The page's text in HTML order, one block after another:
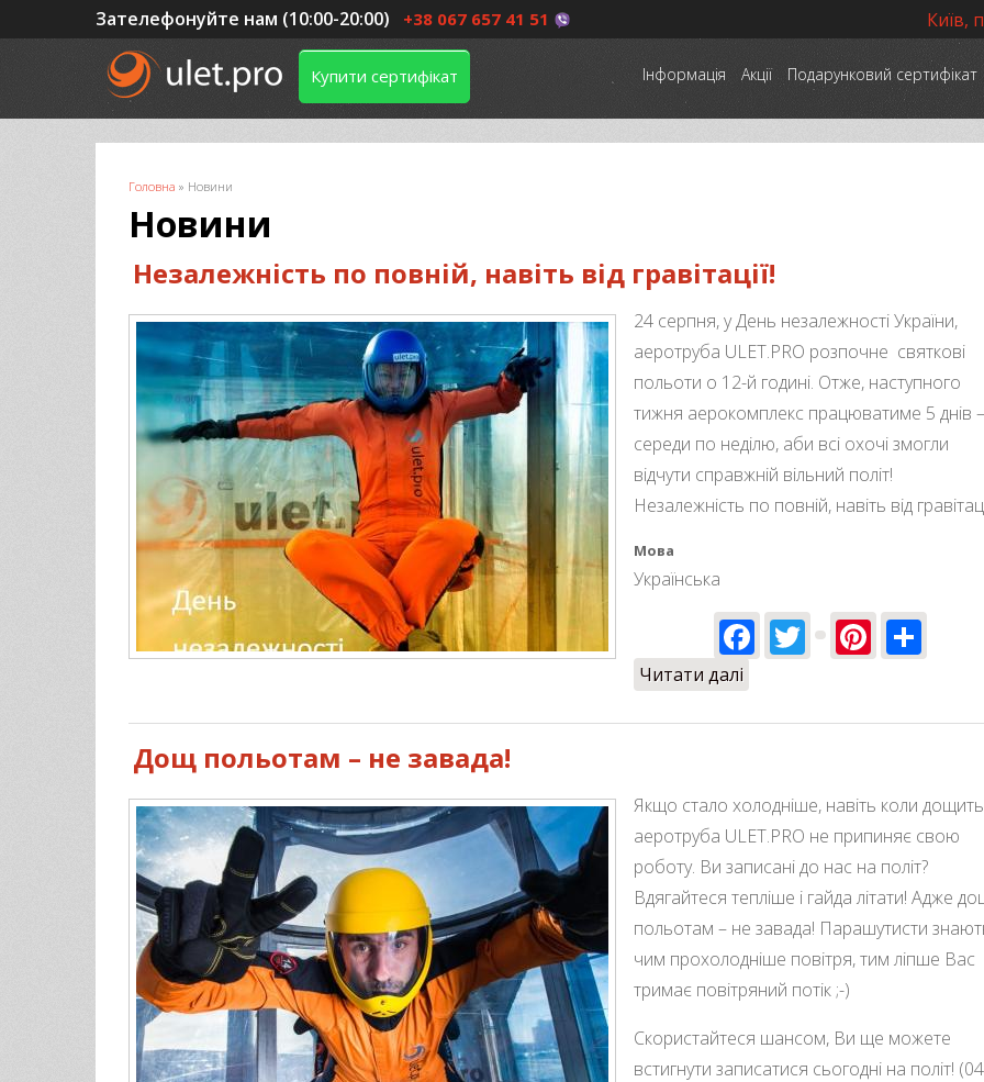
Зателефонуйте нам (10:00-20:00) +38 067 657 41 51 Київ,
Купити сертифікат Інформація Акції Подарунковий сертифікат
Ви є тут
Головна » Новини
Новини
Незалежність по повній, навіть від гравітації!
24 серпня, у День незалежності України,
аеротруба ULET.PRO розпочне святкові
польоти о 12-й годині. Отже, наступного
тижня аерокомплекс працюватиме 5 днів –
середи по неділю, аби всі охочі змогли
відчути справжній вільний політ!
Незалежність по повній, навіть від
Мова
Українська
Facebook
Twitter
Читати далі
Дощ польотам – не завада!
Якщо стало холодніше, навіть коли
аеротруба ULET.PRO не припиняє свою
роботу. Ви записані до нас на політ?
Вдягайтеся тепліше і гайда літати! Адже
польотам – не завада! Парашутисти
чим прохолодніше повітря, тим ліпше Вас
тримає повітряний потік ;-)
Скористайтеся шансом, Ви ще можете
встигнути записатися сьогодні на політ!